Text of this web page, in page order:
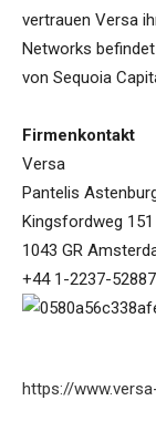
vertrauen Versa
Networks
von Sequoia
Firmenkontakt
Versa
Pantelis
Kingsfordweg 151
1043 GR
+44 1-2237-52887
https://